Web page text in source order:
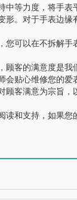
等力度，将手表
形。对于手表边缘
可以在不拆解手表
客的满意度是我
会贴心维修您的
顾客满意为宗旨，
和支持，如果您的